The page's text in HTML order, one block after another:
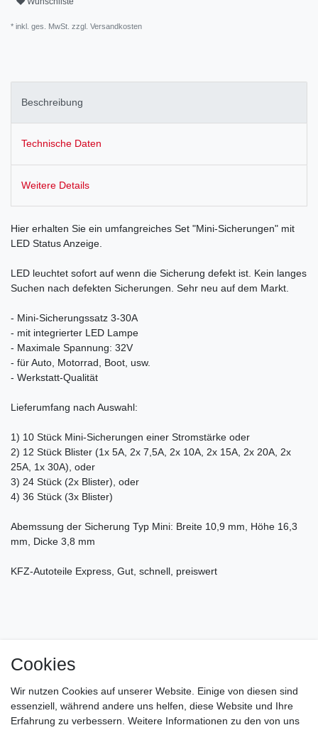
* inkl. ges. MwSt. zzgl. Versandkosten
Beschreibung
Technische Daten
Weitere Details
Hier erhalten Sie ein umfangreiches Set "Mini-Sicherungen" mit
LED Status Anzeige.
LED leuchtet sofort auf wenn die Sicherung defekt ist. Kein langes
Suchen nach defekten Sicherungen. Sehr neu auf dem Markt.
- Mini-Sicherungssatz 3-30A
- mit integrierter LED Lampe
- Maximale Spannung: 32V
- für Auto, Motorrad, Boot, usw.
- Werkstatt-Qualität
Lieferumfang nach Auswahl:
1) 10 Stück Mini-Sicherungen einer Stromstärke oder
2) 12 Stück Blister (1x 5A, 2x 7,5A, 2x 10A, 2x 15A, 2x 20A, 2x
25A, 1x 30A), oder
3) 24 Stück (2x Blister), oder
4) 36 Stück (3x Blister)
Abemssung der Sicherung Typ Mini: Breite 10,9 mm, Höhe 16,3
mm, Dicke 3,8 mm
KFZ-Autoteile Express, Gut, schnell, preiswert
Impressum
Barrierefreiheitserklärung Widerrufs­recht
Cookies
Wir nutzen Cookies auf unserer Website. Einige von diesen sind
essenziell, während andere uns helfen, diese Website und Ihre
Erfahrung zu verbessern. Weitere Informationen zu den von uns